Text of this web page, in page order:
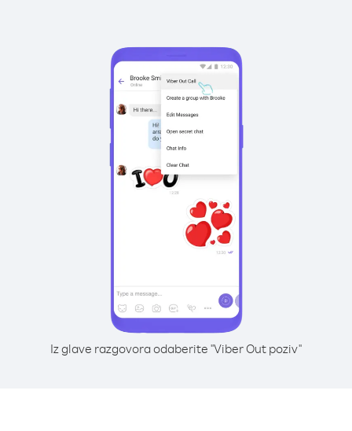
Iz glave razgovora odaberite "Viber Out poziv"